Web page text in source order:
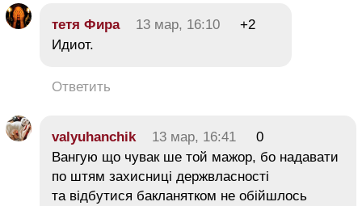
тетя Фира 13 мар, 16:10
+2
Идиот.
Ответить
valyuhanchik 13 мар, 16:41
0
Вангую що чувак ше той мажор, бо надавати
по штям захисницi держвласностi
та вiдбутися бакланятком не обiйшлось